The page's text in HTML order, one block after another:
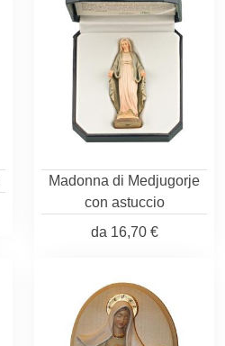
Madonna di Medjugorje
con astuccio
da 16,70 €